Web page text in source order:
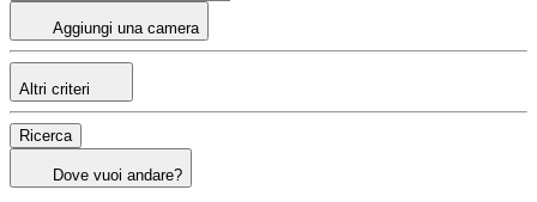
Aggiungi una camera
Altri criteri
Ricerca
Dove vuoi andare?